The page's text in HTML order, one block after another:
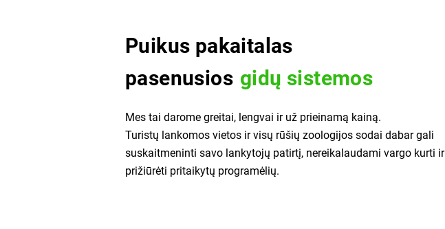
Puikus pakaitalas
pasenusios gidų sistemos
Mes tai darome greitai, lengvai ir už prieinamą kainą.
Turistų lankomos vietos ir visų rūšių zoologijos sodai dabar gali
suskaitmeninti savo lankytojų patirtį, nereikalaudami vargo kurti ir
prižiūrėti pritaikytų programėlių.